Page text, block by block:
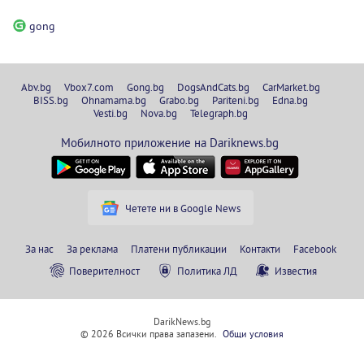
gong
Abv.bg Vbox7.com Gong.bg DogsAndCats.bg
CarMarket.bg
BISS.bg
Ohnamama.bg Grabo.bg Pariteni.bg
Edna.bg
Vesti.bg
Nova.bg Telegraph.bg
Мобилното приложение на Dariknews.bg
Четете ни в Google News
За нас За реклама Платени публикации Контакти
Facebook
Поверителност
Политика ЛД Известия
DarikNews.bg
© 2026 Всички права запазени. Общи условия